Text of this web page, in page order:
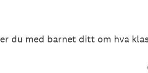
du med barnet ditt om hva